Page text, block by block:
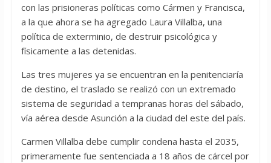
con las prisioneras políticas como Cármen y Francisca,
a la que ahora se ha agregado Laura Villalba, una
política de exterminio, de destruir psicológica y
físicamente a las detenidas.
Las tres mujeres ya se encuentran en la penitenciaría
de destino, el traslado se realizó con un extremado
sistema de seguridad a tempranas horas del sábado,
vía aérea desde Asunción a la ciudad del este del país.
Carmen Villalba debe cumplir condena hasta el 2035,
primeramente fue sentenciada a 18 años de cárcel por